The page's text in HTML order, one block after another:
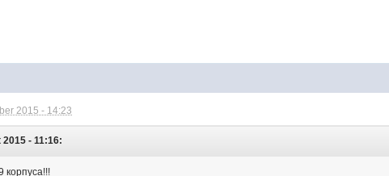
2015 - 14:23
- 11:16:
корпуса!!!